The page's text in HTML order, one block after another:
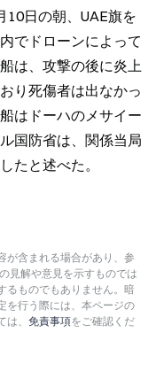
10日の朝、UAE旗を
でドローンによって
は、攻撃の後に炎上
り死傷者は出なかっ
はドーハのメサイー
国防省は、関係当局
たと述べた。
が含まれる場合があり、参
見解や意見を示すものでは
るものでもありません。暗
を行う際には、本ページの
、 免責事項をご確認くだ